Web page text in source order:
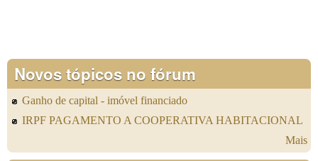
Novos tópicos no fórum
Ganho de capital - imóvel financiado
IRPF PAGAMENTO A COOPERATIVA HABITACIONAL
Mais